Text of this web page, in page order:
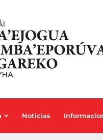
Noticias